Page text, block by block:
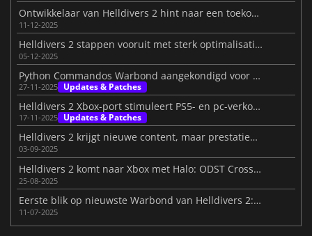
Ontwikkelaar van Helldivers 2 hint naar een toekomstige roguelite-modus
11-12-2025
Helldivers 2 stappen vooruit met sterk optimalisatiewerk
05-12-2025
Python Commandos Warbond aangekondigd voor december 2025
27-11-2025 Updates & Patches
Helldivers 2 Xbox-port stimuleert PS5- en pc-verkoop, bevestigt Sony
17-11-2025 Updates & Patches
Helldivers 2 krijgt nieuwe content, maar prestatieproblemen blijven
03-09-2025
Helldivers 2 komt naar Xbox met Halo: ODST Crossover
25-08-2025
Eerste blik op nieuwste Warbond van Helldivers 2: Control Group
11-07-2025